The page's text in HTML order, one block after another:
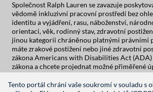
Tento portál chrání vaše soukromí v souladu s
Společnost Ralph Lauren se zavazuje
vědomě inkluzivní pracovní prostředí bez
identitu a vyjádření, rasu, náboženství,
orientaci, věk, rodinný stav, zdravotní
jinou kategorii chráněnou platnými právními
máte zrakové postižení nebo jiné zdravotní
zákona Americans with Disabilities Act
zákona a chcete projednat možné přiměřené
podáním žádosti o zaměstnání ve společnosti
kontaktujte prosím tým Global People